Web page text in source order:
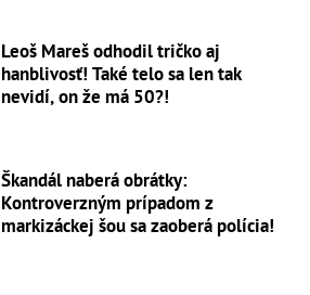
Leoš Mareš odhodil tričko aj
hanblivosť! Také telo sa len tak
nevidí, on že má 50?!
Škandál naberá obrátky:
Kontroverzným prípadom z
markizáckej šou sa zaoberá polícia!